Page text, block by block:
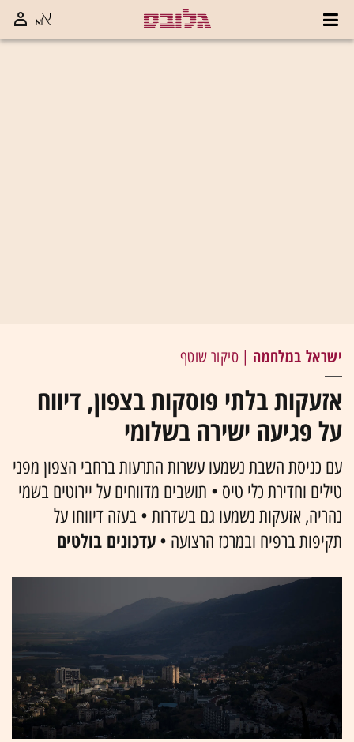
ישראל במלחמה | סיקור שוטף
אזעקות בלתי פוסקות בצפון, דיווח
על פגיעה ישירה בשלומי
עם כניסת השבת נשמעו עשרות התרעות ברחבי הצפון מפני
טילים וחדירת כלי טיס • תושבים מדווחים על יירוטים בשמי
נהריה, אזעקות נשמעו גם בשדרות • בעזה דיווחו על
תקיפות ברפיח ובמרכז הרצועה • עדכונים בולטים